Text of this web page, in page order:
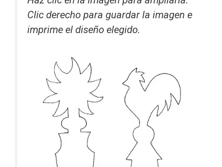
Clic derecho para guardar la imagen e
imprime el diseño elegido.